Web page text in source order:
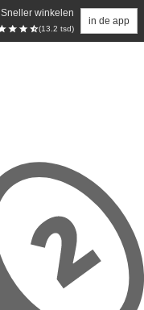
Sneller winkelen
(13.2 tsd)
in de app